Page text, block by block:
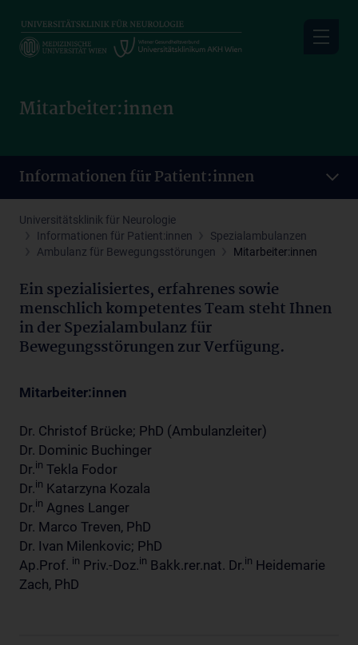
main
Mitarbeiter:innen
Informationen für Patient:innen
Universitätsklinik für Neurologie
Informationen für Patient:innen
Spezialambulanzen
Ambulanz für Bewegungsstörungen
Mitarbeiter:innen
Ein spezialisiertes, erfahrenes sowie
menschlich kompetentes Team steht Ihnen
in der Spezialambulanz für
Bewegungsstörungen zur Verfügung.
Mitarbeiter:innen
Dr. Christof Brücke; PhD (Ambulanzleiter)
Dr. Dominic Buchinger
Dr.in Tekla Fodor
Dr.in Katarzyna Kozala
Dr.in Agnes Langer
Dr. Marco Treven, PhD
Dr. Ivan Milenkovic; PhD
Ap.Prof. in Priv.-Doz.in Bakk.rer.nat. Dr.in Heidemarie
Zach, PhD